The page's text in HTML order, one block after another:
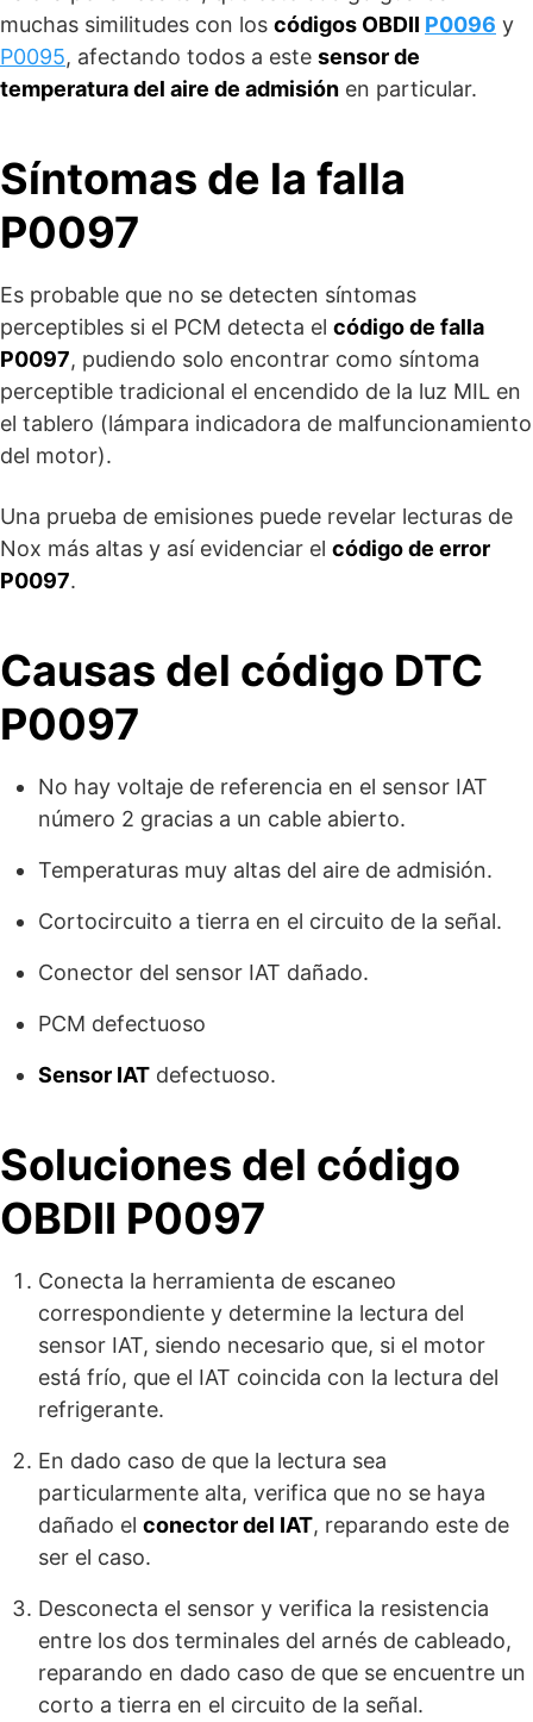
muchas similitudes con los códigos OBDII P0096 y
P0095, afectando todos a este sensor de
temperatura del aire de admisión en particular.
Síntomas de la falla
P0097
Es probable que no se detecten síntomas
perceptibles si el PCM detecta el código de falla
P0097, pudiendo solo encontrar como síntoma
perceptible tradicional el encendido de la luz MIL en
el tablero (lámpara indicadora de malfuncionamiento
del motor).
Una prueba de emisiones puede revelar lecturas de
Nox más altas y así evidenciar el código de error
P0097.
Causas del código DTC
P0097
No hay voltaje de referencia en el sensor IAT
número 2 gracias a un cable abierto.
Temperaturas muy altas del aire de admisión.
Cortocircuito a tierra en el circuito de la señal.
Conector del sensor IAT dañado.
PCM defectuoso
Sensor IAT defectuoso.
Soluciones del código
OBDII P0097
Conecta la herramienta de escaneo
correspondiente y determine la lectura del
sensor IAT, siendo necesario que, si el motor
está frío, que el IAT coincida con la lectura del
refrigerante.
En dado caso de que la lectura sea
particularmente alta, verifica que no se haya
dañado el conector del IAT, reparando este de
ser el caso.
Desconecta el sensor y verifica la resistencia
entre los dos terminales del arnés de cableado,
reparando en dado caso de que se encuentre un
corto a tierra en el circuito de la señal.